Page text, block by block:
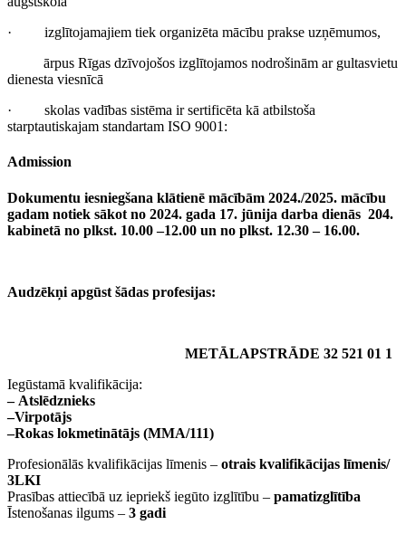
· izglītojamajiem tiek organizēta mācību prakse uzņēmumos,
ārpus Rīgas dzīvojošos izglītojamos nodrošinām ar gultasvietu
dienesta viesnīcā
· skolas vadības sistēma ir sertificēta kā atbilstoša
starptautiskajam standartam ISO 9001:
Admission
Dokumentu iesniegšana klātienē mācībām 2024./2025. mācību
gadam notiek sākot no 2024. gada 17. jūnija darba dienās 204.
kabinetā no plkst. 10.00 –12.00 un no plkst. 12.30 – 16.00.
Audzēkņi apgūst šādas profesijas:
METĀLAPSTRĀDE 32 521 01 1
Iegūstamā kvalifikācija:
– Atslēdznieks
–Virpotājs
–Rokas lokmetinātājs (MMA/111)
Profesionālās kvalifikācijas līmenis – otrais kvalifikācijas līmenis/
3LKI
Prasības attiecībā uz iepriekš iegūto izglītību – pamatizglītība
Īstenošanas ilgums – 3 gadi